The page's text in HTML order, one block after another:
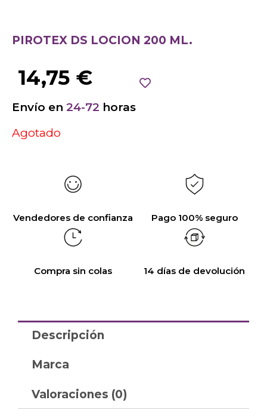
PIROTEX DS LOCION 200 ML.
14,75 €
Envío en 24-72 horas
Agotado
Vendedores de confianza Pago 100% seguro
Compra sin colas 14 días de devolución
Descripción
Marca
Valoraciones (0)